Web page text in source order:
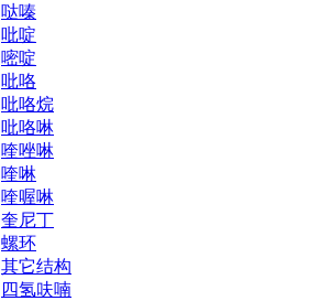
哒嗪
吡啶
嘧啶
吡咯
吡咯烷
吡咯啉
喹唑啉
喹啉
喹喔啉
奎尼丁
螺环
其它结构
四氢呋喃